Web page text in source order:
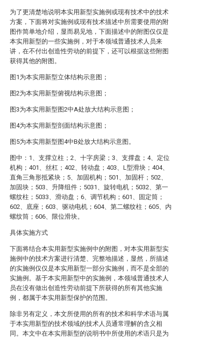
为了更清楚地说明本实用新型实施例或现有技术中的技术
方案，下面将对实施例或现有技术描述中所需要使用的附
图作简单地介绍，显而易见地，下面描述中的附图仅仅是
本实用新型的一些实施例，对于本领域普通技术人员来
讲，在不付出创造性劳动的前提下，还可以根据这些附图
获得其他的附图。
图1为本实用新型立体结构示意图；
图2为本实用新型俯视结构示意图；
图3为本实用新型图2中A处放大结构示意图；
图4为本实用新型剖面结构示意图；
图5为本实用新型图4中B处放大结构示意图。
图中：1、支撑立柱；2、十字房梁；3、支撑盘；4、定位
机构；401、丝杠；402、转动盘；403、L型滑块；404、
直角三角形抵紧块；5、加固机构；501、加固杆；502、
加固块；503、升降组件；5031、旋转电机；5032、第一
螺纹柱；5033、滑动盘；6、调节机构；601、固定筒；
602、底座；603、驱动电机；604、第二螺纹柱；605、内
螺纹筒；606、限位滑块。
具体实施方式
下面将结合本实用新型实施例中的附图，对本实用新型实
施例中的技术方案进行清楚、完整地描述，显然，所描述
的实施例仅仅是本实用新型一部分实施例，而不是全部的
实施例。基于本实用新型中的实施例，本领域普通技术人
员在没有做出创造性劳动前提下所获得的所有其他实施
例，都属于本实用新型保护的范围。
除非另有定义，本文所使用的所有的技术和科学术语与属
于本实用新型的技术领域的技术人员通常理解的含义相
同。本文中在本实用新型的说明书中所使用的术语只是为